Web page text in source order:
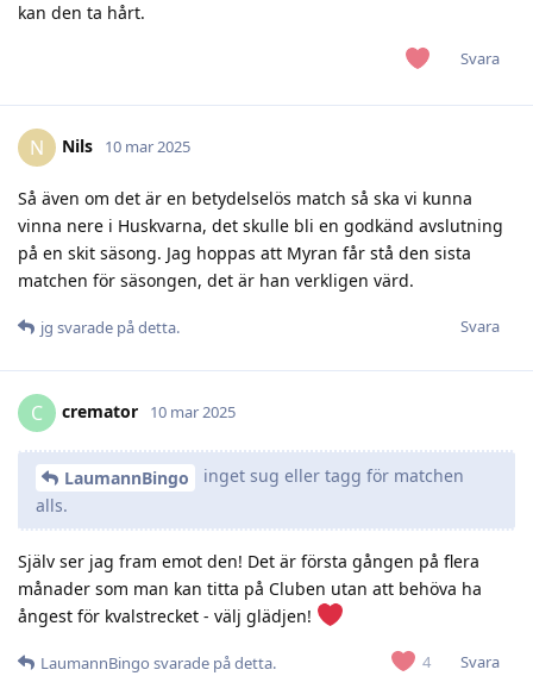
kan den ta hårt.
Svara
N Nils 10 mar 2025
Så även om det är en betydelselös match så ska vi kunna
vinna nere i Huskvarna, det skulle bli en godkänd avslutning
på en skit säsong. Jag hoppas att Myran får stå den sista
matchen för säsongen, det är han verkligen värd.
Svara
jg svarade på detta.
C cremator 10 mar 2025
LaumannBingo
inget sug eller tagg för matchen
alls.
Själv ser jag fram emot den! Det är första gången på flera
månader som man kan titta på Cluben utan att behöva ha
ångest för kvalstrecket - välj glädjen!
4 Svara
LaumannBingo svarade på detta.